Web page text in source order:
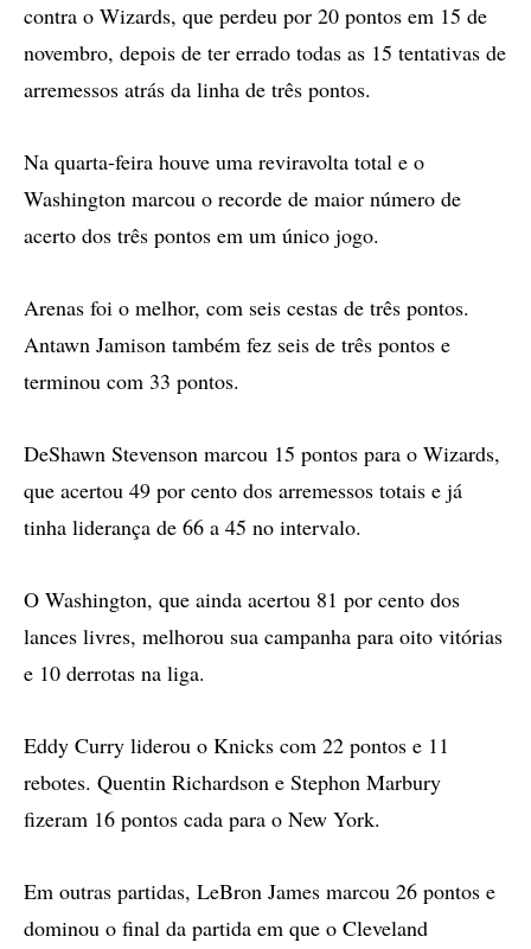
contra o Wizards, que perdeu por 20 pontos em 15 de
novembro, depois de ter errado todas as 15 tentativas de
arremessos atrás da linha de três pontos.
Na quarta-feira houve uma reviravolta total e o
Washington marcou o recorde de maior número de
acerto dos três pontos em um único jogo.
Arenas foi o melhor, com seis cestas de três pontos.
Antawn Jamison também fez seis de três pontos e
terminou com 33 pontos.
DeShawn Stevenson marcou 15 pontos para o Wizards,
que acertou 49 por cento dos arremessos totais e já
tinha liderança de 66 a 45 no intervalo.
O Washington, que ainda acertou 81 por cento dos
lances livres, melhorou sua campanha para oito vitórias
e 10 derrotas na liga.
Eddy Curry liderou o Knicks com 22 pontos e 11
rebotes. Quentin Richardson e Stephon Marbury
fizeram 16 pontos cada para o New York.
Em outras partidas, LeBron James marcou 26 pontos e
dominou o final da partida em que o Cleveland